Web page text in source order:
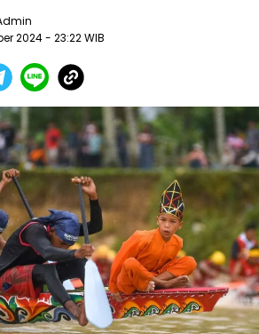
2024- 23:22 WIB